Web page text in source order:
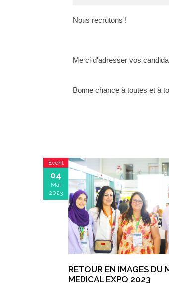
Nous recrutons !
Merci d'adresser vos
Bonne chance à toutes et à
Event
04
Mai
2023
RETOUR EN IMAGES DU
MEDICAL EXPO 2023